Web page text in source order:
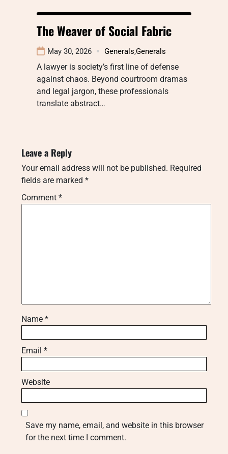
The Weaver of Social Fabric
May 30, 2026 Generals,Generals
A lawyer is society’s first line of defense
against chaos. Beyond courtroom dramas
and legal jargon, these professionals
translate abstract…
Leave a Reply
Your email address will not be published. Required
fields are marked *
Comment *
Name *
Email *
Website
Save my name, email, and website in this browser
for the next time I comment.